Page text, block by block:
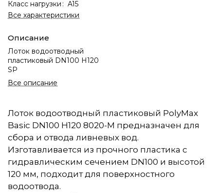
Класс нагрузки : A15
Все характеристики
Описание
Лоток водоотводный
пластиковый DN100 H120
SP
Все описание
Лоток водоотводный пластиковый PolyMax
Basic DN100 H120 8020-М предназначен для
сбора и отвода ливневых вод.
Изготавливается из прочного пластика с
гидравлическим сечением DN100 и высотой
120 мм, подходит для поверхностного
водоотвода.